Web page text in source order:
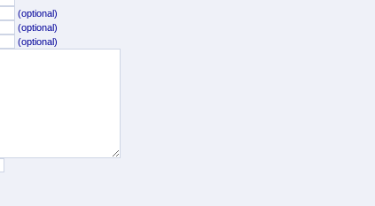
(optional)
(optional)
(optional)